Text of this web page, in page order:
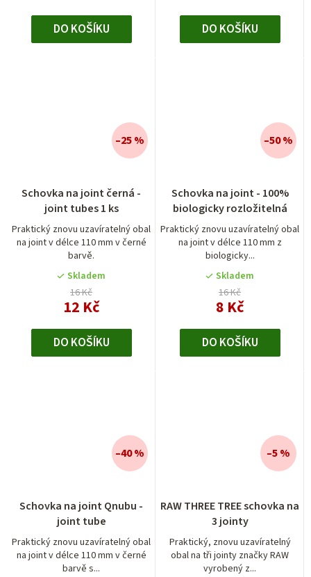
DO KOŠÍKU DO KOŠÍKU
Schovka na joint černá -
joint tubes 1 ks
Praktický znovu uzavíratelný obal
na joint v délce 110 mm v černé
barvě.
Skladem
16 Kč
12 Kč
–25 %
DO KOŠÍKU
Schovka na joint - 100%
biologicky rozložitelná
Praktický znovu uzavíratelný obal
na joint v délce 110 mm z
biologicky...
Skladem
16 Kč
8 Kč
–50 %
DO KOŠÍKU
Schovka na joint Qnubu -
joint tube
Praktický znovu uzavíratelný obal
na joint v délce 110 mm v černé
barvě s...
–40 %
RAW THREE TREE schovka na
3 jointy
Praktický, znovu uzavíratelný
obal na tři jointy značky RAW
vyrobený z...
–5 %